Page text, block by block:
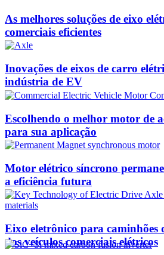
As melhores soluções de eixo
comerciais eficientes
Inovações de eixos de carro
indústria de EV
Escolhendo o melhor motor de
para sua aplicação
Motor elétrico síncrono
a eficiência futura
Eixo eletrônico para
dos veículos comerciais elétricos